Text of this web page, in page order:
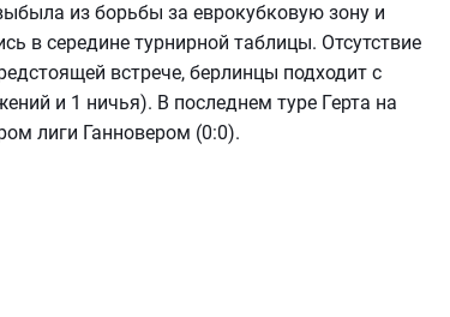
из борьбы за еврокубковую зону и
в середине турнирной таблицы. Отсутствие
встрече, берлинцы подходит с
и 1 ничья). В последнем туре Герта на
лиги Ганновером (0:0).